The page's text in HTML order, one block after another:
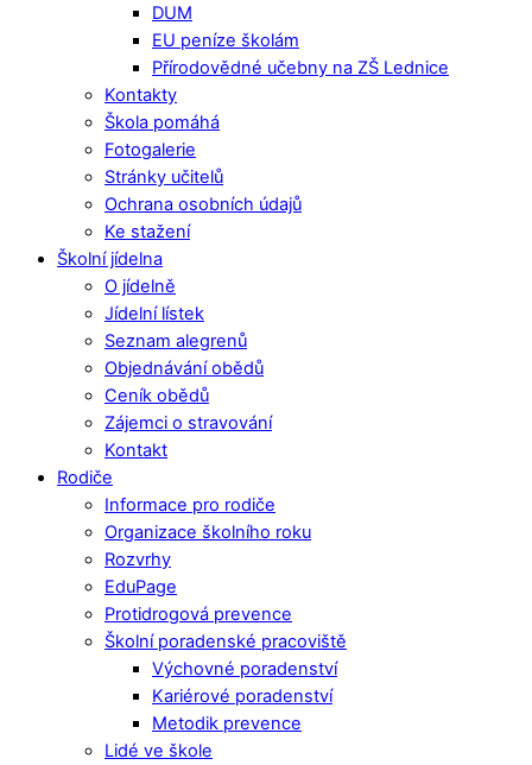
DUM
EU peníze školám
Přírodovědné učebny na ZŠ Lednice
Kontakty
Škola pomáhá
Fotogalerie
Stránky učitelů
Ochrana osobních údajů
Ke stažení
Školní jídelna
O jídelně
Jídelní lístek
Seznam alegrenů
Objednávání obědů
Ceník obědů
Zájemci o stravování
Kontakt
Rodiče
Informace pro rodiče
Organizace školního roku
Rozvrhy
EduPage
Protidrogová prevence
Školní poradenské pracoviště
Výchovné poradenství
Kariérové poradenství
Metodik prevence
Lidé ve škole